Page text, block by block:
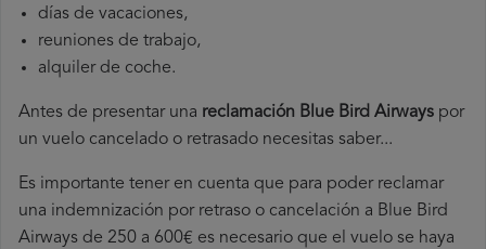
días de vacaciones,
reuniones de trabajo,
alquiler de coche.
Antes de presentar una reclamación Blue Bird Airways por
un vuelo cancelado o retrasado necesitas saber...
Es importante tener en cuenta que para poder reclamar
una indemnización por retraso o cancelación a Blue Bird
Airways de 250 a 600€ es necesario que el vuelo se haya